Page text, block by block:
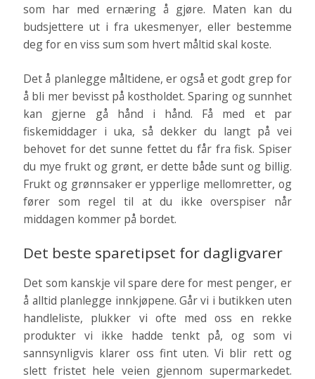
som har med ernæring å gjøre. Maten kan du
budsjettere ut i fra ukesmenyer, eller bestemme
deg for en viss sum som hvert måltid skal koste.
Det å planlegge måltidene, er også et godt grep for
å bli mer bevisst på kostholdet. Sparing og sunnhet
kan gjerne gå hånd i hånd. Få med et par
fiskemiddager i uka, så dekker du langt på vei
behovet for det sunne fettet du får fra fisk. Spiser
du mye frukt og grønt, er dette både sunt og billig.
Frukt og grønnsaker er ypperlige mellomretter, og
fører som regel til at du ikke overspiser når
middagen kommer på bordet.
Det beste sparetipset for dagligvarer
Det som kanskje vil spare dere for mest penger, er
å alltid planlegge innkjøpene. Går vi i butikken uten
handleliste, plukker vi ofte med oss en rekke
produkter vi ikke hadde tenkt på, og som vi
sannsynligvis klarer oss fint uten. Vi blir rett og
slett fristet hele veien gjennom supermarkedet.